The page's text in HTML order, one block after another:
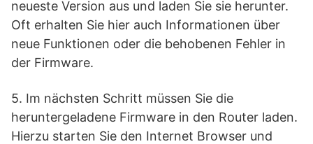
neueste Version aus und laden Sie sie herunter.
Oft erhalten Sie hier auch Informationen über
neue Funktionen oder die behobenen Fehler in
der Firmware.
5. Im nächsten Schritt müssen Sie die
heruntergeladene Firmware in den Router laden.
Hierzu starten Sie den Internet Browser und